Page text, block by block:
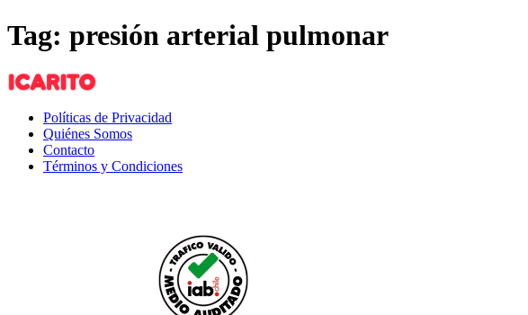
Tag: presión arterial pulmonar
Políticas de Privacidad
Quiénes Somos
Contacto
Términos y Condiciones